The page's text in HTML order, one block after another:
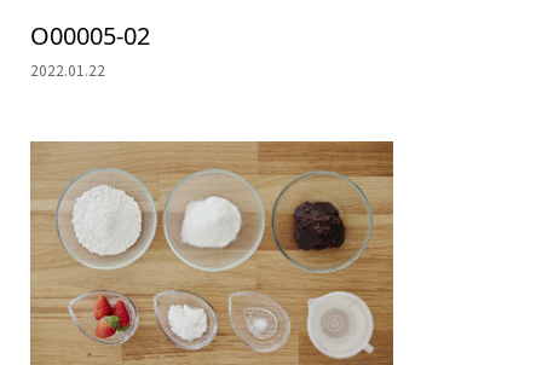
O00005-02
2022.01.22